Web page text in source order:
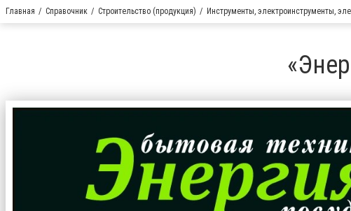
Главная Справочник Строительство (продукция) Инструменты, электроинструменты,